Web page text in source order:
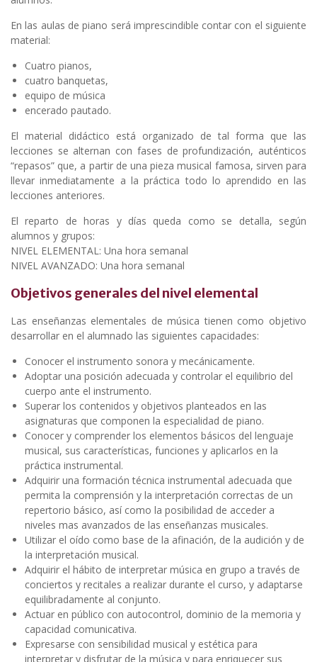
En las aulas de piano será imprescindible contar con el siguiente
material:
Cuatro pianos,
cuatro banquetas,
equipo de música
encerado pautado.
El material didáctico está organizado de tal forma que las
lecciones se alternan con fases de profundización, auténticos
“repasos” que, a partir de una pieza musical famosa, sirven para
llevar inmediatamente a la práctica todo lo aprendido en las
lecciones anteriores.
El reparto de horas y días queda como se detalla, según
alumnos y grupos:
NIVEL ELEMENTAL: Una hora semanal
NIVEL AVANZADO: Una hora semanal
Objetivos generales del nivel elemental
Las enseñanzas elementales de música tienen como objetivo
desarrollar en el alumnado las siguientes capacidades:
Conocer el instrumento sonora y mecánicamente.
Adoptar una posición adecuada y controlar el equilibrio del
cuerpo ante el instrumento.
Superar los contenidos y objetivos planteados en las
asignaturas que componen la especialidad de piano.
Conocer y comprender los elementos básicos del lenguaje
musical, sus características, funciones y aplicarlos en la
práctica instrumental.
Adquirir una formación técnica instrumental adecuada que
permita la comprensión y la interpretación correctas de un
repertorio básico, así como la posibilidad de acceder a
niveles mas avanzados de las enseñanzas musicales.
Utilizar el oído como base de la afinación, de la audición y de
la interpretación musical.
Adquirir el hábito de interpretar música en grupo a través de
conciertos y recitales a realizar durante el curso, y adaptarse
equilibradamente al conjunto.
Actuar en público con autocontrol, dominio de la memoria y
capacidad comunicativa.
Expresarse con sensibilidad musical y estética para
interpretar y disfrutar de la música y para enriquecer sus